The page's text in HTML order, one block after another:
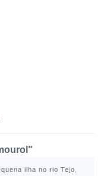
ilha no rio Tejo,